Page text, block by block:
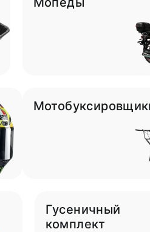
Гусеничный
комплект